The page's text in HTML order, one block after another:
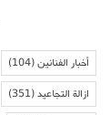
أخبار الفنانين(104)
ازالة التجاعيد(351)